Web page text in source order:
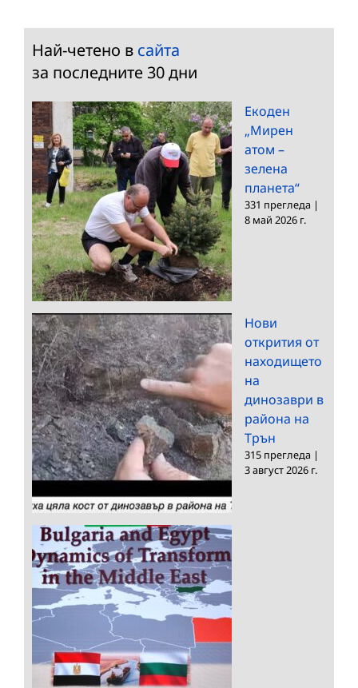
Най-четено в сайта
за последните 30 дни
Екоден
„Мирен
атом –
зелена
планета“
331 прегледа |
8 май 2026 г.
Нови
открития от
находището
на
динозаври в
района на
Трън
315 прегледа |
3 август 2026 г.